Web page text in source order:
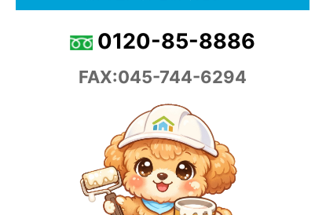
0120-85-8886
FAX:045-744-6294